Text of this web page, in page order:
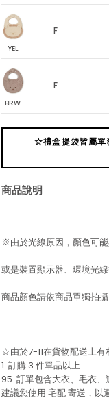
YEL
F
BRW
F
☆禮盒提袋皆屬單
商品說明
※由於光線原因，顏色可能
或是裝置顯示器、環境光
商品顏色請依商品單獨拍攝
☆由於7-11在貨物配送上有
1. 訂購 3 件單品以上
95. 訂單包含大衣、毛衣、
建議您使用 宅配寄送，以